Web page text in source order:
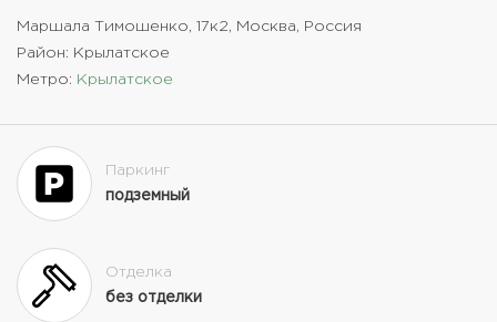
Маршала Тимошенко, 17к2, Москва, Россия
Район: Крылатское
Метро: Крылатское
Паркинг
подземный
Отделка
без отделки